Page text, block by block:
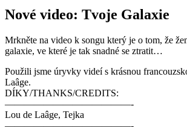
Nové video: Tvoje Galaxie
Zveřejněno
v
listopadu,
202117
května,
2022
od
dosekcz
Mrkněte na video k songu který je o tom, že
galaxie, ve které je tak snadné se ztratit…
Použili jsme úryvky videí s krásnou
Laâge.
DÍKY/THANKS/CREDITS:
—————————————-
Lou de Laâge, Tejka